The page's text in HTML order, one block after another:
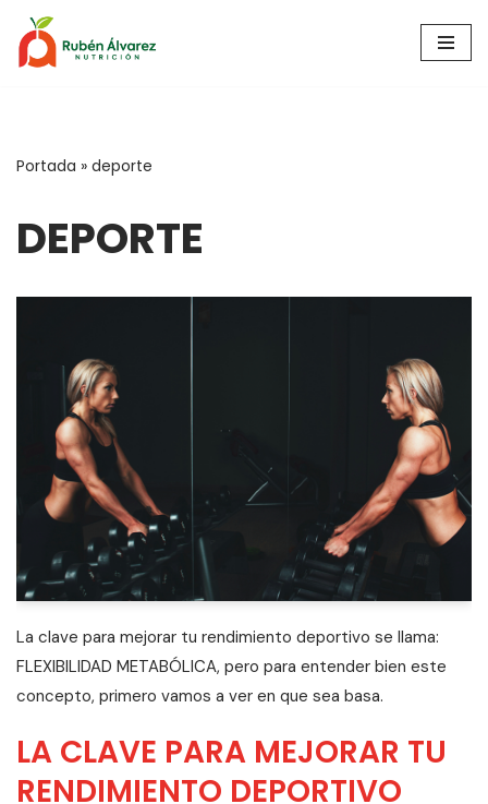
Saltar
Portada » deporte
DEPORTE
La clave para mejorar tu rendimiento deportivo se llama:
FLEXIBILIDAD METABÓLICA, pero para entender bien este
concepto, primero vamos a ver en que sea basa.
LA CLAVE PARA MEJORAR TU
RENDIMIENTO DEPORTIVO